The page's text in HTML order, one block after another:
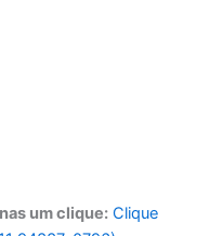
um clique: Clique